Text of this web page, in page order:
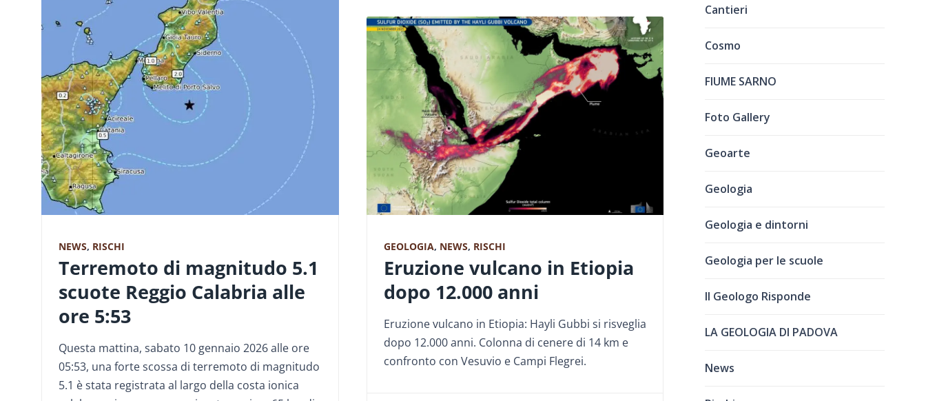
NEWS, RISCHI
Terremoto di magnitudo 5.1
scuote Reggio Calabria alle
ore 5:53
Questa mattina, sabato 10 gennaio 2026 alle ore
05:53, una forte scossa di terremoto di magnitudo
5.1 è stata registrata al largo della costa ionica
GEOLOGIA, NEWS, RISCHI
Eruzione vulcano in Etiopia
dopo 12.000 anni
Eruzione vulcano in Etiopia: Hayli Gubbi si risveglia
dopo 12.000 anni. Colonna di cenere di 14 km e
confronto con Vesuvio e Campi Flegrei.
Cantieri
Cosmo
FIUME SARNO
Foto Gallery
Geoarte
Geologia
Geologia e dintorni
Geologia per le scuole
Il Geologo Risponde
LA GEOLOGIA DI PADOVA
News